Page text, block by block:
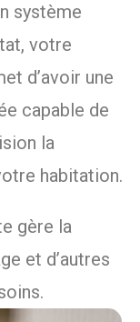
système
votre
d’avoir une
capable de
la
habitation.
gère la
et d’autres